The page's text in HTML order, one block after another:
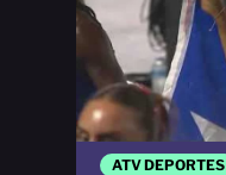
ATV DEPORTES